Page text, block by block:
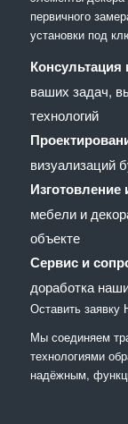
первичного
установки под
ваших задач,
технологий
визуализаций
Изготовление
мебели и
объекте
Сервис и
доработка
Оставить заявку
Мы соединяем
технологиями
надёжным,